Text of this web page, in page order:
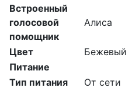
Встроенный
голосовой
помощник
Алиса
Цвет
Бежевый
Питание
Тип питания
От сети